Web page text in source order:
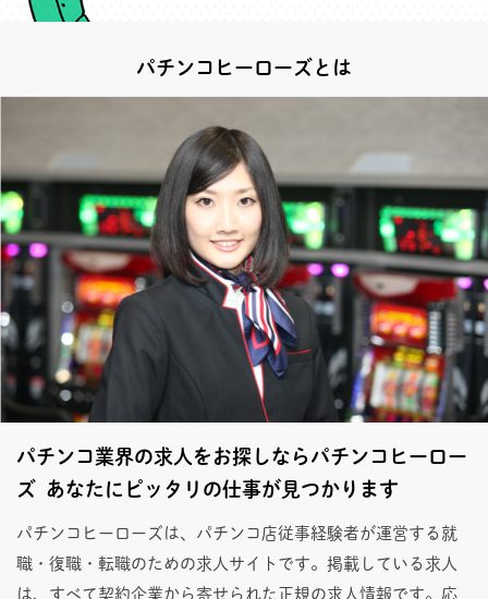
パチンコヒーローズとは
パチンコ業界の求人をお探しならパチンコヒーロー
ズ あなたにピッタリの仕事が見つかります
パチンコヒーローズは、パチンコ店従事経験者が運営する就
職・復職・転職のための求人サイトです。掲載している求人
は、すべて契約企業から寄せられた正規の求人情報です。応